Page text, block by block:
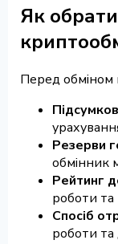
Як
Перед обміном
Резерви
обмінник
Рейтинг
роботи та
Спосіб
роботи та